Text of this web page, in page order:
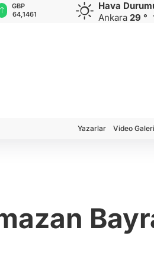
GBP
64,1461
CHF
58,5386
CAD
Hava
Ankara 29 °
Yazarlar Video Galeri